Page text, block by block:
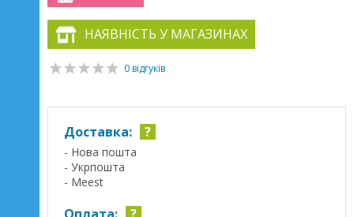
НАЯВНІСТЬ У МАГАЗИНАХ
0 відгуків
Доставка: ?
- Нова пошта
- Укрпошта
- Meest